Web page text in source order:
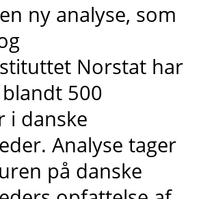
ny analyse, som
Norstat har
500
i danske
Analyse tager
på danske